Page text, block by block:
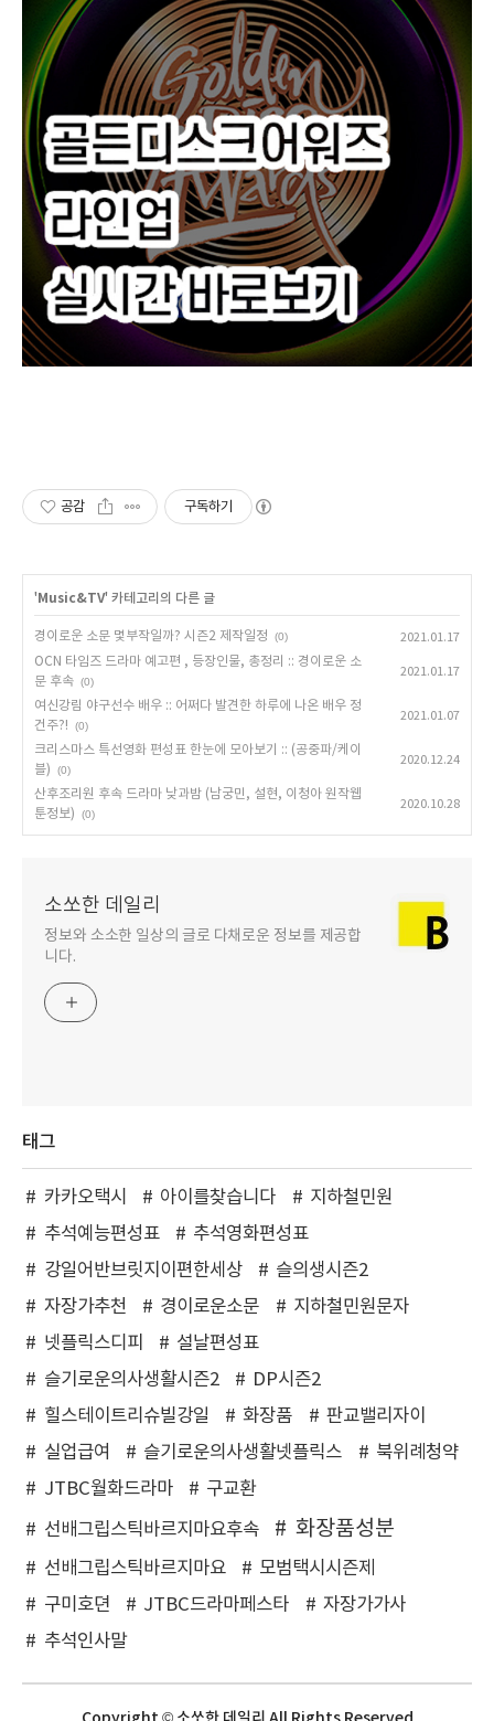
공감 구독하기
' Music&TV' 카테고리의 다른 글
경이로운 소문 몇부작일까? 시즌2 제작일정 (0)
2021.01.17
OCN 타임즈 드라마 예고편 , 등장인물, 총정리 :: 경이로운 소
문 후속 (0)
2021.01.17
여신강림 야구선수 배우 :: 어쩌다 발견한 하루에 나온 배우 정
건주?!
(0)
2021.01.07
크리스마스 특선영화 편성표 한눈에 모아보기 :: (공중파/케이
블)
(0)
2020.12.24
산후조리원 후속 드라마 낮과밤 (남궁민, 설현, 이청아 원작웹
툰정보)
(0)
2020.10.28
소쏘한 데일리
정보와 소소한 일상의 글로 다채로운 정보를 제공합
니다.
태그
카카오택시 아이를찾습니다
지하철민원
추석예능편성표
추석영화편성표
강일어반브릿지이편한세상
슬의생시즌2
자장가추천
경이로운소문
지하철민원문자
넷플릭스디피
설날편성표
슬기로운의사생활시즌2
DP시즌2
힐스테이트리슈빌강일
화장품
판교밸리자이
실업급여
슬기로운의사생활넷플릭스
북위례청약
JTBC월화드라마
구교환
선배그립스틱바르지마요후속
화장품성분
선배그립스틱바르지마요
모범택시시즌제
구미호뎐
JTBC드라마페스타
자장가가사
추석인사말